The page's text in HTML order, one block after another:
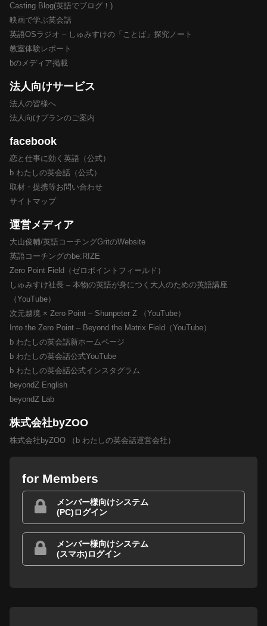
Casting Blog(英語でブログ！)
映画で学ぶ英会話
英語OSラジオ – しゅみすけの「ことば」探究ノート
教室体験レポート
bのメディア掲載
法人向けサービス
法人の皆様へ
法人向けプランのご案内
facebook
恋と仕事に効く英語（公式）
b わたしの英会話（公式）
取材・提携等お問い合わせ
サイトマップ
運営メディア
大山俊輔/英語コーチングGritのWebsite
英語コーチングのbe:RIZE
Zero Point Field（ゼロポイントフィールド）
しゅみすけ社長 – 本物の英語が身につく大人のための英語講座
（YouTube）
次元越境 × Zero Point – Shunpeter Z （YouTube）
Into the Zero Point – Beyond the Matrix Field（YouTube）
b わたしの英会話新ホームページ
b わたしの英会話公式YouTube
b わたしの英会話公式インスタグラム
beyondZ English
beyondZ Lab
株式会社byZOO
株式会社byZOO （b わたしの英会話運営会社）
for Members
メンバー様向けシステム
(PC)ログイン
メンバー様向けシステム
(スマホ)ログイン